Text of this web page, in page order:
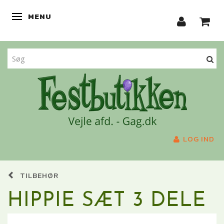
SKIFTE NAVIGATION
MENU
LOG IND
TILBEHØR
HIPPIE SÆT 3 DELE